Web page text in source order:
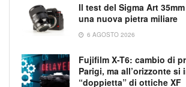
Il test del Sigma Art
una nuova pietra miliare
6 AGOSTO 2026
Fujifilm X-T6: cambio di
Parigi, ma all’orizzonte si
“doppietta” di ottiche XF